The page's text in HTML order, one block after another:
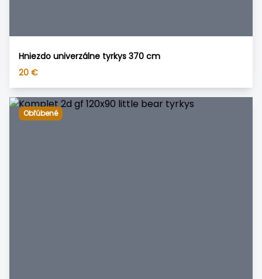
Hniezdo univerzálne tyrkys 370 cm
20 €
Obľúbené